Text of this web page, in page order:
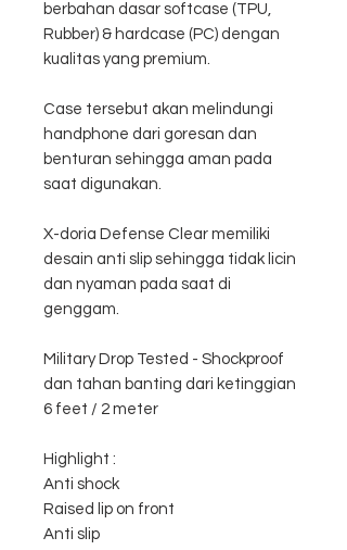
berbahan dasar softcase (TPU,
Rubber) & hardcase (PC) dengan
kualitas yang premium.
Case tersebut akan melindungi
handphone dari goresan dan
benturan sehingga aman pada
saat digunakan.
X-doria Defense Clear memiliki
desain anti slip sehingga tidak licin
dan nyaman pada saat di
genggam.
Military Drop Tested - Shockproof
dan tahan banting dari ketinggian
6 feet / 2 meter
Highlight :
Anti shock
Raised lip on front
Anti slip